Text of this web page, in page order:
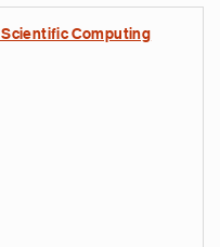
Scientific Computing